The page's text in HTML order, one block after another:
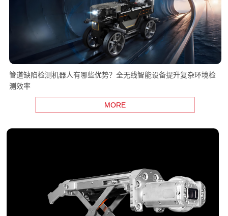
管道缺陷检测机器人有哪些优势？全无线智能设备提升复杂环境检
测效率
MORE